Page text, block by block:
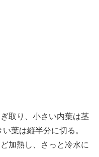
取り、小さい内葉は茎
葉は縦半分に切る。
加熱し、さっと冷水に